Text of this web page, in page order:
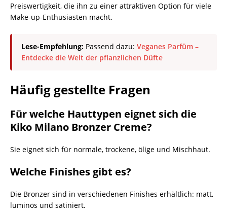
Preiswertigkeit, die ihn zu einer attraktiven Option für viele
Make-up-Enthusiasten macht.
Lese-Empfehlung: Passend dazu: Veganes Parfüm –
Entdecke die Welt der pflanzlichen Düfte
Häufig gestellte Fragen
Für welche Hauttypen eignet sich die
Kiko Milano Bronzer Creme?
Sie eignet sich für normale, trockene, ölige und Mischhaut.
Welche Finishes gibt es?
Die Bronzer sind in verschiedenen Finishes erhältlich: matt,
luminös und satiniert.